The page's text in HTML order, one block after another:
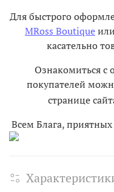
Для быстрого
MRoss Boutique
касательно
Ознакомиться с
покупателей
странице
Всем Блага,